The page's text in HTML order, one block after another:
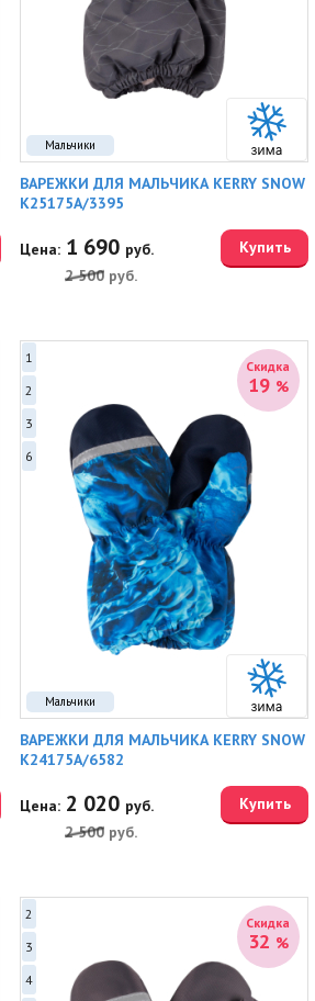
Мальчики
ВАРЕЖКИ ДЛЯ МАЛЬЧИКА KERRY SNOW
K25175A/3395
Цена:1 690 руб.
2 500 руб.
Купить
Мальчики
Скидка
19 %
1
2
3
6
ВАРЕЖКИ ДЛЯ МАЛЬЧИКА KERRY SNOW
K24175A/6582
Цена:2 020 руб.
2 500 руб.
Купить
Скидка
32 %
2
3
4